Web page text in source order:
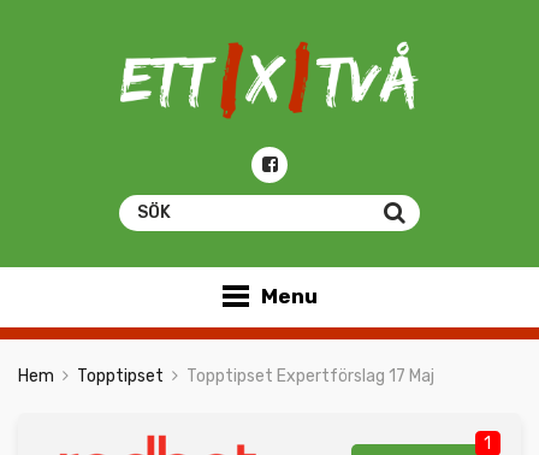
Menu
Hem Topptipset Topptipset Expertförslag 17 Maj
1